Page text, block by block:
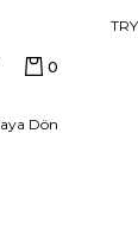
TRY
0
Dön